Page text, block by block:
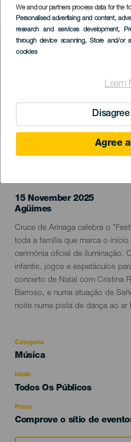
We and our partners process data for the
Personalised advertising and content,
research and services development,
through device scanning, Store and/or
cookies
Learn
Agree
Imagen
Listado
15 November 2025
Localidad
Agüimes
Descripción
del
evento
Cruce de Arinaga celebra o
toda a família que marca o
cerimónia oficial de iluminação.
infantis, jogos e espetáculos
concerto de Natal com Cristina
Barroso, e numa atuação de
noite numa pista de dança ao ar
Categoria
Categoría
evento
Música
Idade
Edad
Todos Os Públicos
Preço
Comprove o sítio de